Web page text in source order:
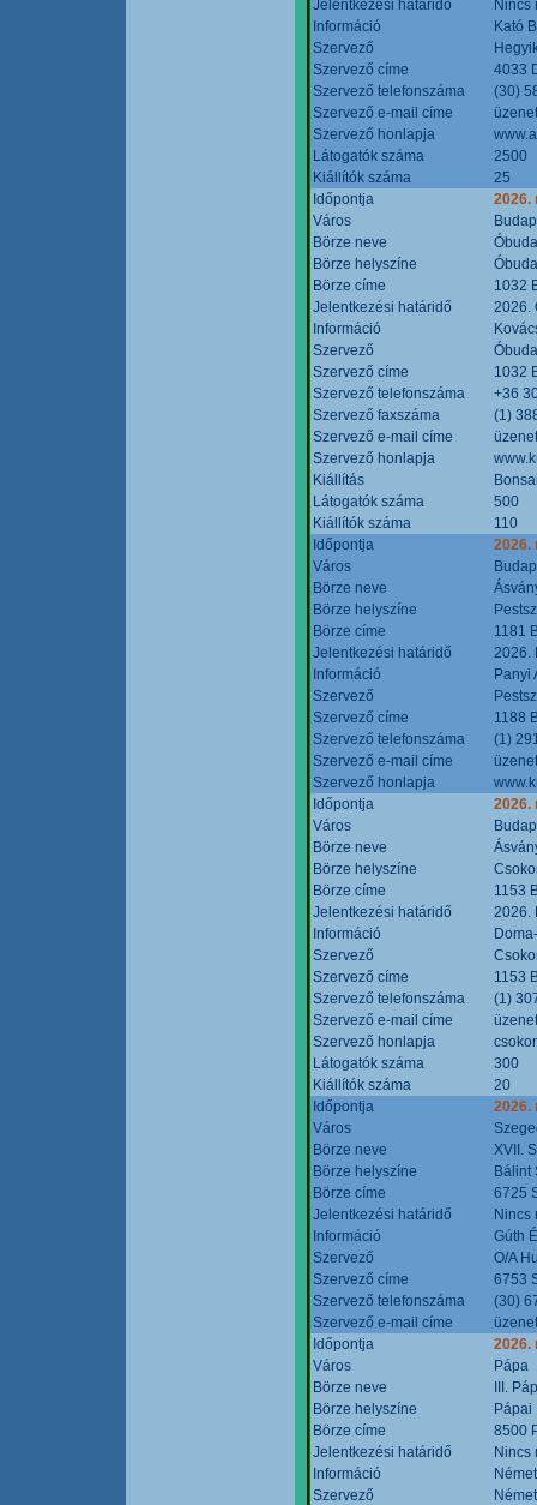
Jelentkezési határidő
Nincs
Információ
Kató
Szervező
Szervező címe
4033
Szervező telefonszáma
(30)
Szervező e-mail címe
Szervező honlapja
Látogatók száma
2500
Kiállítók száma
25
Időpontja
2026.
Város
Börze neve
Börze helyszíne
Börze címe
1032
Jelentkezési határidő
2026.
Információ
Szervező
Szervező címe
1032
Szervező telefonszáma
+36
Szervező faxszáma
(1)
Szervező e-mail címe
Szervező honlapja
Kiállítás
Látogatók száma
500
Kiállítók száma
110
Időpontja
2026.
Város
Börze neve
Börze helyszíne
Börze címe
1181
Jelentkezési határidő
2026.
Információ
Panyi
Szervező
Szervező címe
1188
Szervező telefonszáma
(1)
Szervező e-mail címe
Szervező honlapja
Időpontja
2026.
Város
Börze neve
Börze helyszíne
Börze címe
1153
Jelentkezési határidő
2026.
Információ
Szervező
Szervező címe
1153
Szervező telefonszáma
(1)
Szervező e-mail címe
Szervező honlapja
Látogatók száma
300
Kiállítók száma
20
Időpontja
2026.
Város
Börze neve
XVII.
Börze helyszíne
Bálint
Börze címe
6725
Jelentkezési határidő
Nincs
Információ
Gúth
Szervező
O/A
Szervező címe
6753
Szervező telefonszáma
(30)
Szervező e-mail címe
Időpontja
2026.
Város
Pápa
Börze neve
III.
Börze helyszíne
Pápai
Börze címe
8500
Jelentkezési határidő
Nincs
Információ
Szervező